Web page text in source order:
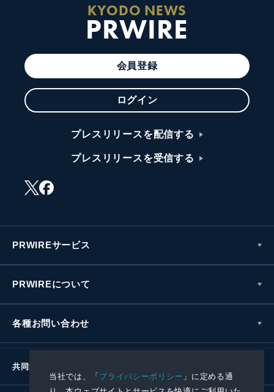
当社では、「プライバシーポリシー 」に定める通
KYODO NEWS
PRWIRE
会員登録
ログイン
プレスリリースを配信する
プレスリリースを受信する
PRWIREサービス
PRWIREについて
各種お問い合わせ
共同通信社グループ